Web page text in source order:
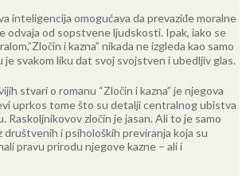
inteligencija omogućava da prevaziđe moralne
odvaja od sopstvene ljudskosti. Ipak, iako se
i kazna” nikada ne izgleda kao samo
je svakom liku dat svoj svojstven i ubedljiv glas.
stvari o romanu “Zločin i kazna” je njegova
uprkos tome što su detalji centralnog ubistva
Raskoljnikovov zločin je jasan. Ali to je samo
društvenih i psiholoških previranja koja su
pravu prirodu njegove kazne – ali i